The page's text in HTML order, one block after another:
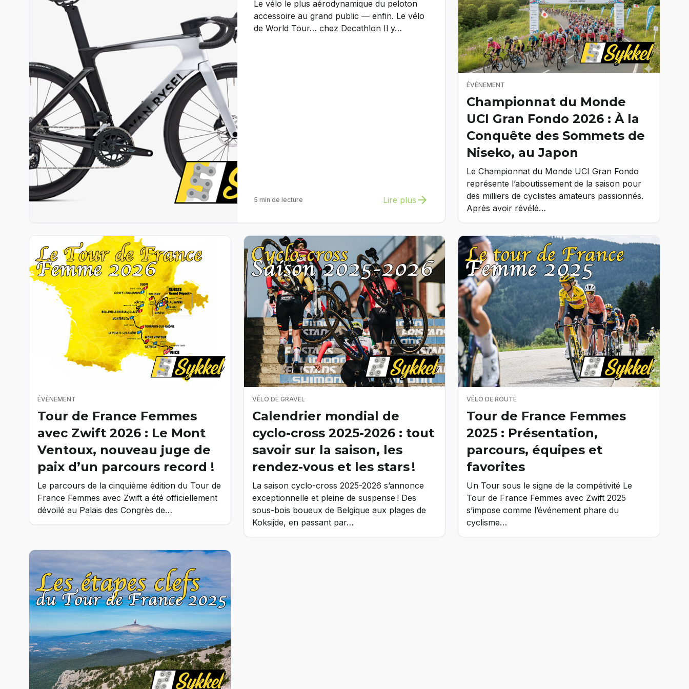
Le vélo le plus aérodynamique du peloton
accessoire au grand public — enfin. Le vélo
de World Tour… chez Decathlon Il y…
5 min de lecture Lire plus arrow_forward
ÉVÈNEMENT
Championnat du Monde
UCI Gran Fondo 2026 : À la
Conquête des Sommets de
Niseko, au Japon
Le Championnat du Monde UCI Gran Fondo
représente l’aboutissement de la saison pour
des milliers de cyclistes amateurs passionnés.
Après avoir révélé…
ÉVÈNEMENT
Tour de France Femmes
avec Zwift 2026 : Le Mont
Ventoux, nouveau juge de
paix d’un parcours record !
Le parcours de la cinquième édition du Tour de
France Femmes avec Zwift a été officiellement
dévoilé au Palais des Congrès de…
VÉLO DE GRAVEL
Calendrier mondial de
cyclo-cross 2025-2026 : tout
savoir sur la saison, les
rendez-vous et les stars !
La saison cyclo-cross 2025-2026 s’annonce
exceptionnelle et pleine de suspense ! Des
sous-bois boueux de Belgique aux plages de
Koksijde, en passant par…
VÉLO DE ROUTE
Tour de France Femmes
2025 : Présentation,
parcours, équipes et
favorites
Un Tour sous le signe de la compétivité Le
Tour de France Femmes avec Zwift 2025
s’impose comme l’événement phare du
cyclisme…